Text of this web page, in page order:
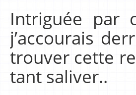
Intriguée par
j’accourais
trouver cette
tant saliver..